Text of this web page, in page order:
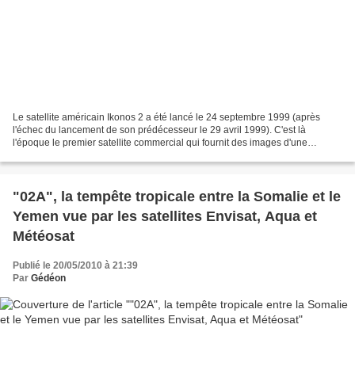
Le satellite américain Ikonos 2 a été lancé le 24 septembre 1999 (après
l'échec du lancement de son prédécesseur le 29 avril 1999). C'est là
l'époque le premier satellite commercial qui fournit des images d'une
"02A", la tempête tropicale entre la Somalie et le
Yemen vue par les satellites Envisat, Aqua et
Météosat
Publié le 20/05/2010 à 21:39
Par Gédéon